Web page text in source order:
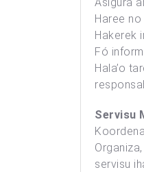
Haree
Hakerek
Fó
Hala’o
Servisu
servisu